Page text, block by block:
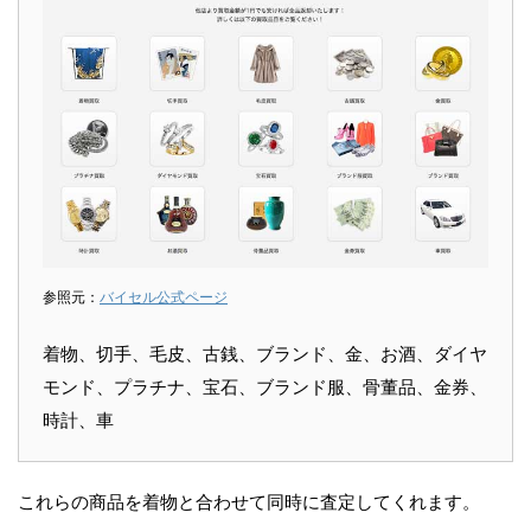
参照元： バイセル公式ページ
着物、切手、毛皮、古銭、ブランド、金、お酒、ダイヤ
モンド、プラチナ、宝石、ブランド服、骨董品、金券、
時計、車
これらの商品を着物と合わせて同時に査定してくれます。